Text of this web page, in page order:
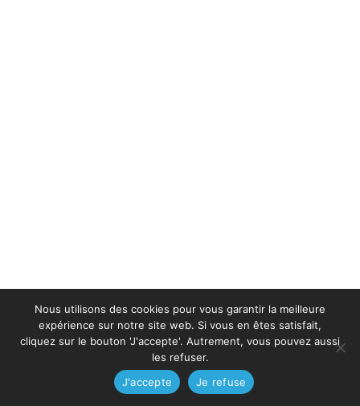
Nous utilisons des cookies pour vous garantir la meilleure
expérience sur notre site web. Si vous en êtes satisfait,
cliquez sur le bouton 'J'accepte'. Autrement, vous pouvez aussi
les refuser.
J'accepte
Je refuse